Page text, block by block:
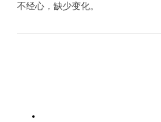
不经心，缺少变化。